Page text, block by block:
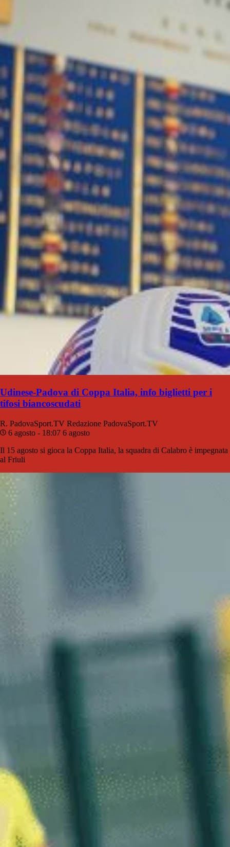
Udinese-Padova di Coppa Italia, info biglietti per i
tifosi biancoscudati
R. PadovaSport.TV Redazione PadovaSport.TV
6 agosto - 18:07 6 agosto
Il 15 agosto si gioca la Coppa Italia, la squadra di Calabro è impegnata
al Friuli